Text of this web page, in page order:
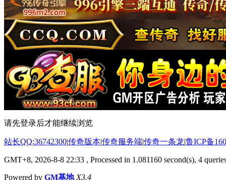
请先登录后才能继续浏览
站长QQ:36742300|传奇版本|传奇服务端|传奇一条龙|鲁ICP备
GMT+8, 2026-8-8 22:33 , Processed in 1.081160 second(s), 4
Powered by GM基地 X3.4